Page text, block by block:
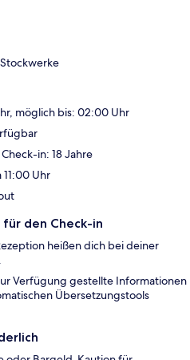
möglich bis: 02:00 Uhr
in: 18 Jahre
Uhr
den Check-in
heißen dich bei deiner
Verfügung gestellte Informationen
Übersetzungstools